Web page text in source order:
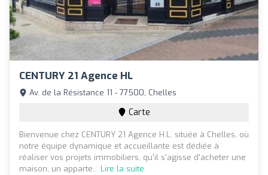
CENTURY 21 Agence HL
Av. de la Résistance 11 - 77500, Chelles
Carte
Bienvenue chez CENTURY 21 Agence H.L. située à Chelles, où
notre équipe dynamique et accueillante est dédiée à
réaliser vos projets immobiliers, qu'il s'agisse d'acheter une
maison, un apparte... Lire la suite